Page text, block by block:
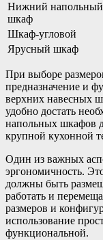
Нижний напольный
шкаф
Шкаф-угловой
Ярусный шкаф
При выборе
предназначение и
верхних навесных
удобно достать
напольных шкафов
крупной кухонной
Один из важных
эргономичность.
должны быть
работать и
размеров и
использование
функциональной.